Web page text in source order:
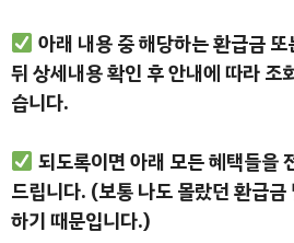
아래 내용 중 해당하는 환급금
뒤 상세내용 확인 후 안내에 따라 조
습니다.
되도록이면 아래 모든 혜택들을
드립니다. (보통 나도 몰랐던 환급
하기 때문입니다.)